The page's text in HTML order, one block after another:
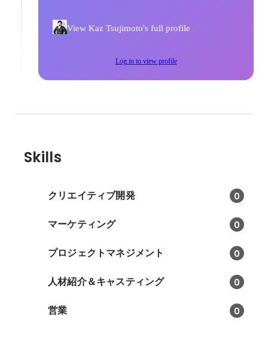
View Kaz Tsujimoto's full profile
Log in to view profile
Skills
クリエイティブ開発 0
マーケティング 0
プロジェクトマネジメント 0
人材紹介＆キャスティング 0
営業 0